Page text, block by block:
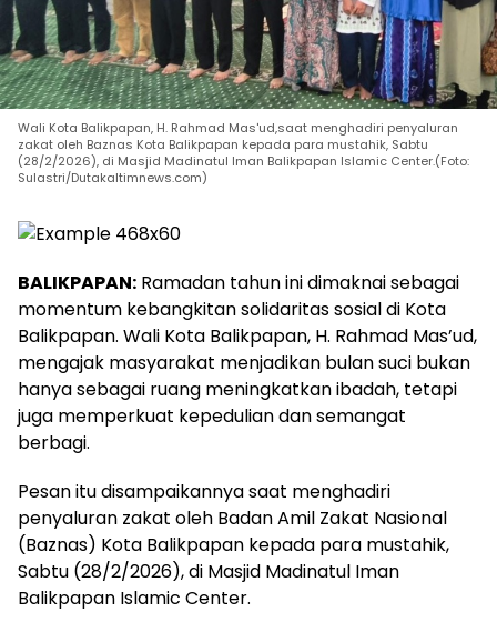
Wali Kota Balikpapan, H. Rahmad Mas'ud,saat menghadiri penyaluran
zakat oleh Baznas Kota Balikpapan kepada para mustahik, Sabtu
(28/2/2026), di Masjid Madinatul Iman Balikpapan Islamic Center.(Foto:
Sulastri/Dutakaltimnews.com)
BALIKPAPAN: Ramadan tahun ini dimaknai sebagai
momentum kebangkitan solidaritas sosial di Kota
Balikpapan. Wali Kota Balikpapan, H. Rahmad Mas’ud,
mengajak masyarakat menjadikan bulan suci bukan
hanya sebagai ruang meningkatkan ibadah, tetapi
juga memperkuat kepedulian dan semangat
berbagi.
Pesan itu disampaikannya saat menghadiri
penyaluran zakat oleh Badan Amil Zakat Nasional
(Baznas) Kota Balikpapan kepada para mustahik,
Sabtu (28/2/2026), di Masjid Madinatul Iman
Balikpapan Islamic Center.